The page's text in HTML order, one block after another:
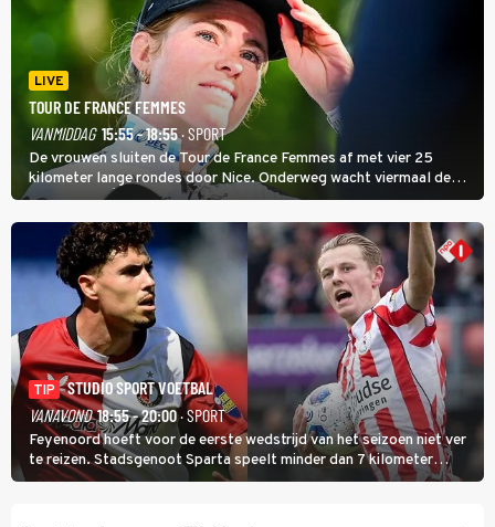
LIVE
TOUR DE FRANCE FEMMES
VANMIDDAG 15:55 - 18:55· SPORT
De vrouwen sluiten de Tour de France Femmes af met vier 25
kilometer lange rondes door Nice. Onderweg wacht viermaal de
zware Col d'Èze. Aan de finish op de Promenade des Anglais krijgt
de eindwinnaar de laatste gele trui.
TIP
STUDIO SPORT VOETBAL
VANAVOND 18:55 - 20:00· SPORT
Feyenoord hoeft voor de eerste wedstrijd van het seizoen niet ver
te reizen. Stadsgenoot Sparta speelt minder dan 7 kilometer
verderop. Feyenoord trok de Spaanse spits Nacho Ferri aan van